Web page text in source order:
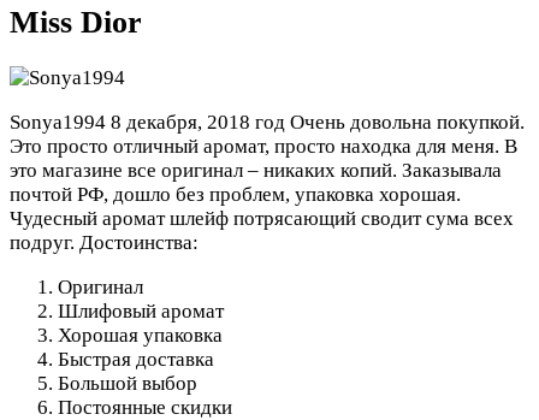
Miss Dior
Sonya1994 8 декабря, 2018 год Очень довольна покупкой.
Это просто отличный аромат, просто находка для меня. В
это магазине все оригинал – никаких копий. Заказывала
почтой РФ, дошло без проблем, упаковка хорошая.
Чудесный аромат шлейф потрясающий сводит сума всех
подруг. Достоинства:
Оригинал
Шлифовый аромат
Хорошая упаковка
Быстрая доставка
Большой выбор
Постоянные скидки